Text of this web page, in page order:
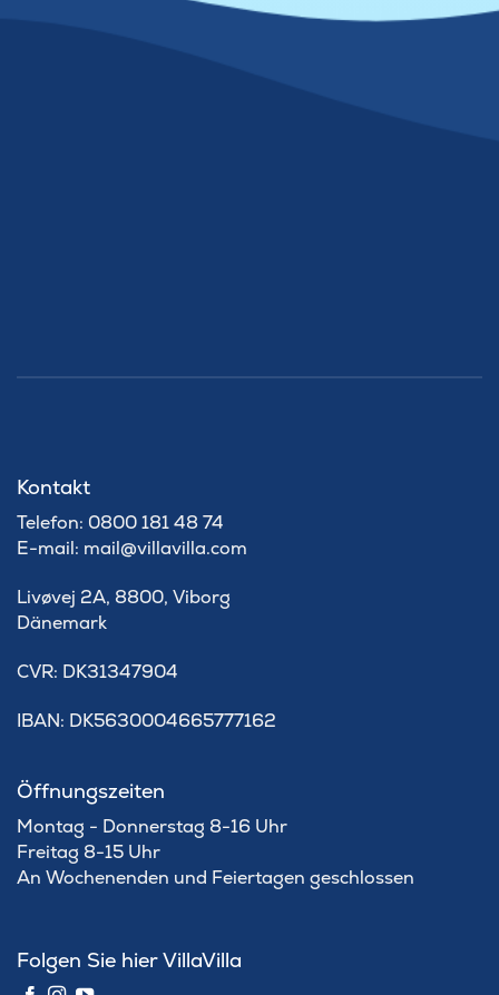
Kontakt
Telefon: 0800 181 48 74
E-mail: mail@villavilla.com
Livøvej 2A, 8800, Viborg
Dänemark
​CVR: DK31347904
IBAN: DK5630004665777162
Öffnungszeiten
Montag - Donnerstag 8-16 Uhr
Freitag 8-15 Uhr
An Wochenenden und Feiertagen geschlossen
Folgen Sie hier VillaVilla